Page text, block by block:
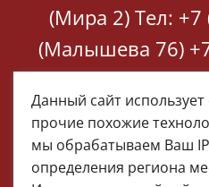
(Мира 2) Тел: +7
(Малышева 76)
Екатеринбург, ул.
Данный сайт
прочие похожие
мы обрабатываем Ваш
определения региона